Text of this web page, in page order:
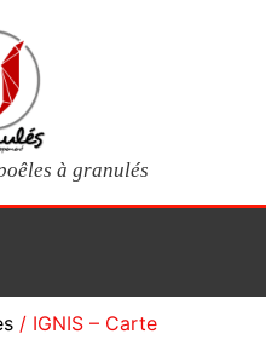
à granulés
/ IGNIS – Carte